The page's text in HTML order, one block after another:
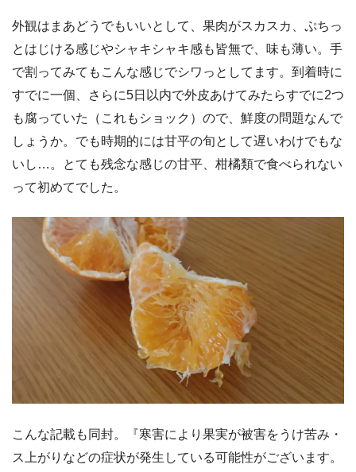
外観はまあどうでもいいとして、果肉がスカスカ、ぷちっ
とはじける感じやシャキシャキ感も皆無で、味も薄い。手
で割ってみてもこんな感じでシワっとしてます。到着時に
すでに一個、さらに5日以内で外皮あけてみたらすでに2つ
も腐っていた（これもショック）ので、鮮度の問題なんで
しょうか。でも時期的には甘平の旬として遅いわけでもな
いし…。とても残念な感じの甘平、柑橘類で食べられない
って初めてでした。
こんな記載も同封。『寒害により果実が被害をうけ苦み・
ス上がりなどの症状が発生している可能性がございます。